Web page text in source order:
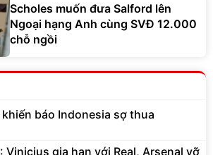
Scholes muốn đưa Salford lên
Ngoại hạng Anh cùng SVĐ 12.000
chỗ ngồi
báo Indonesia sợ thua
Vinicius gia hạn với Real, Arsenal vỡ